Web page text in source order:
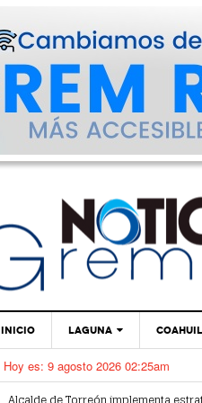
INICIO LAGUNA
TORREÓN
GÓMEZ PALACIO
Hoy es: 9 agosto 2026 02:25am
Dirección de Salud Municipal de